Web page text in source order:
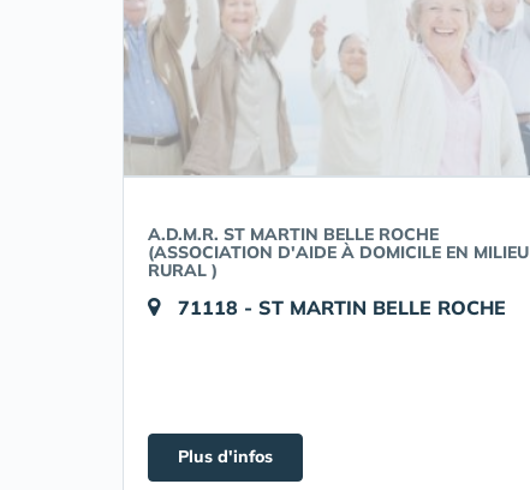
A.D.M.R. ST MARTIN BELLE ROCHE
(ASSOCIATION D'AIDE À DOMICILE EN MILIEU
RURAL )
71118 - ST MARTIN BELLE ROCHE
Plus d'infos